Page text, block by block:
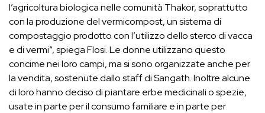
l’agricoltura biologica nelle comunità Thakor, soprattutto
con la produzione del vermicompost, un sistema di
compostaggio prodotto con l’utilizzo dello sterco di vacca
e di vermi”, spiega Flosi. Le donne utilizzano questo
concime nei loro campi, ma si sono organizzate anche per
la vendita, sostenute dallo staff di Sangath. Inoltre alcune
di loro hanno deciso di piantare erbe medicinali o spezie,
usate in parte per il consumo familiare e in parte per